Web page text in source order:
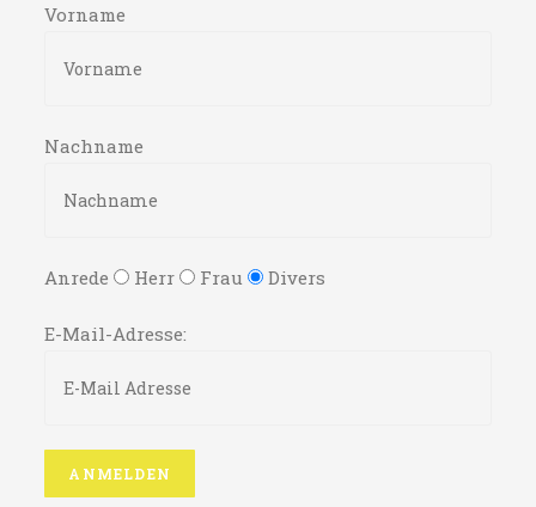
Vorname
Nachname
Anrede Herr Frau Divers
E-Mail-Adresse: